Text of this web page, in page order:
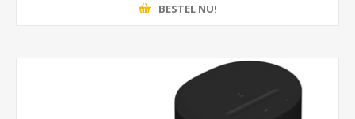
BESTEL NU!